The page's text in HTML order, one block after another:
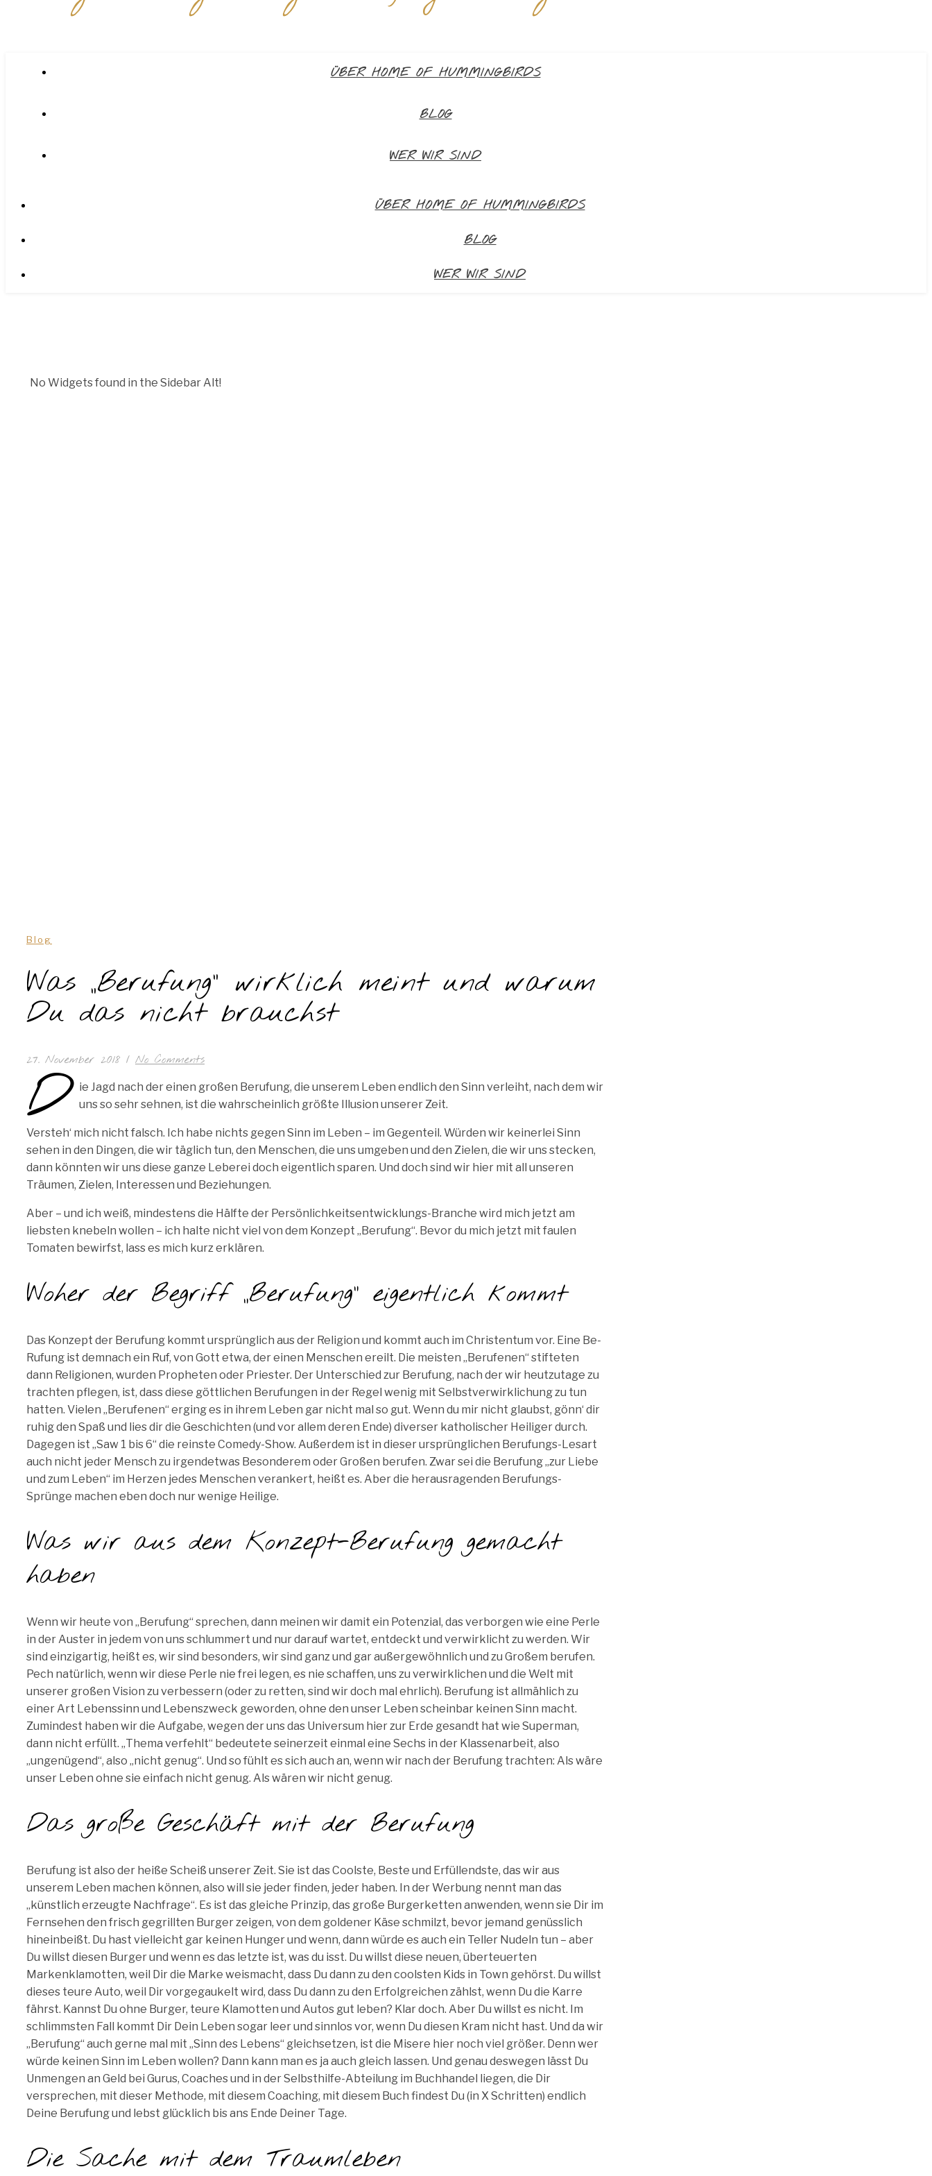
ÜBER HOME OF HUMMINGBIRDS
BLOG
WER WIR SIND
ÜBER HOME OF HUMMINGBIRDS
BLOG
WER WIR SIND
No Widgets found in the Sidebar Alt!
Blog
Was „Berufung“ wirklich meint und warum
Du das nicht brauchst
27. November 2018 / No Comments
D
ie Jagd nach der einen großen Berufung, die unserem Leben endlich den Sinn verleiht, nach dem wir
uns so sehr sehnen, ist die wahrscheinlich größte Illusion unserer Zeit.
Versteh‘ mich nicht falsch. Ich habe nichts gegen Sinn im Leben – im Gegenteil. Würden wir keinerlei Sinn
sehen in den Dingen, die wir täglich tun, den Menschen, die uns umgeben und den Zielen, die wir uns stecken,
dann könnten wir uns diese ganze Leberei doch eigentlich sparen. Und doch sind wir hier mit all unseren
Träumen, Zielen, Interessen und Beziehungen.
Aber – und ich weiß, mindestens die Hälfte der Persönlichkeitsentwicklungs-Branche wird mich jetzt am
liebsten knebeln wollen – ich halte nicht viel von dem Konzept „Berufung“. Bevor du mich jetzt mit faulen
Tomaten bewirfst, lass es mich kurz erklären.
Woher der Begriff „Berufung“ eigentlich kommt
Das Konzept der Berufung kommt ursprünglich aus der Religion und kommt auch im Christentum vor. Eine Be-
Rufung ist demnach ein Ruf, von Gott etwa, der einen Menschen ereilt. Die meisten „Berufenen“ stifteten
dann Religionen, wurden Propheten oder Priester. Der Unterschied zur Berufung, nach der wir heutzutage zu
trachten pflegen, ist, dass diese göttlichen Berufungen in der Regel wenig mit Selbstverwirklichung zu tun
hatten. Vielen „Berufenen“ erging es in ihrem Leben gar nicht mal so gut. Wenn du mir nicht glaubst, gönn‘ dir
ruhig den Spaß und lies dir die Geschichten (und vor allem deren Ende) diverser katholischer Heiliger durch.
Dagegen ist „Saw 1 bis 6“ die reinste Comedy-Show. Außerdem ist in dieser ursprünglichen Berufungs-Lesart
auch nicht jeder Mensch zu irgendetwas Besonderem oder Großen berufen. Zwar sei die Berufung „zur Liebe
und zum Leben“ im Herzen jedes Menschen verankert, heißt es. Aber die herausragenden Berufungs-
Sprünge machen eben doch nur wenige Heilige.
Was wir aus dem Konzept-Berufung gemacht
haben
Wenn wir heute von „Berufung“ sprechen, dann meinen wir damit ein Potenzial, das verborgen wie eine Perle
in der Auster in jedem von uns schlummert und nur darauf wartet, entdeckt und verwirklicht zu werden. Wir
sind einzigartig, heißt es, wir sind besonders, wir sind ganz und gar außergewöhnlich und zu Großem berufen.
Pech natürlich, wenn wir diese Perle nie frei legen, es nie schaffen, uns zu verwirklichen und die Welt mit
unserer großen Vision zu verbessern (oder zu retten, sind wir doch mal ehrlich). Berufung ist allmählich zu
einer Art Lebenssinn und Lebenszweck geworden, ohne den unser Leben scheinbar keinen Sinn macht.
Zumindest haben wir die Aufgabe, wegen der uns das Universum hier zur Erde gesandt hat wie Superman,
dann nicht erfüllt. „Thema verfehlt“ bedeutete seinerzeit einmal eine Sechs in der Klassenarbeit, also
„ungenügend“, also „nicht genug“. Und so fühlt es sich auch an, wenn wir nach der Berufung trachten: Als wäre
unser Leben ohne sie einfach nicht genug. Als wären wir nicht genug.
Das große Geschäft mit der Berufung
Berufung ist also der heiße Scheiß unserer Zeit. Sie ist das Coolste, Beste und Erfüllendste, das wir aus
unserem Leben machen können, also will sie jeder finden, jeder haben. In der Werbung nennt man das
„künstlich erzeugte Nachfrage“. Es ist das gleiche Prinzip, das große Burgerketten anwenden, wenn sie Dir im
Fernsehen den frisch gegrillten Burger zeigen, von dem goldener Käse schmilzt, bevor jemand genüsslich
hineinbeißt. Du hast vielleicht gar keinen Hunger und wenn, dann würde es auch ein Teller Nudeln tun – aber
Du willst diesen Burger und wenn es das letzte ist, was du isst. Du willst diese neuen, überteuerten
Markenklamotten, weil Dir die Marke weismacht, dass Du dann zu den coolsten Kids in Town gehörst. Du willst
dieses teure Auto, weil Dir vorgegaukelt wird, dass Du dann zu den Erfolgreichen zählst, wenn Du die Karre
fährst. Kannst Du ohne Burger, teure Klamotten und Autos gut leben? Klar doch. Aber Du willst es nicht. Im
schlimmsten Fall kommt Dir Dein Leben sogar leer und sinnlos vor, wenn Du diesen Kram nicht hast. Und da wir
„Berufung“ auch gerne mal mit „Sinn des Lebens“ gleichsetzen, ist die Misere hier noch viel größer. Denn wer
würde keinen Sinn im Leben wollen? Dann kann man es ja auch gleich lassen. Und genau deswegen lässt Du
Unmengen an Geld bei Gurus, Coaches und in der Selbsthilfe-Abteilung im Buchhandel liegen, die Dir
versprechen, mit dieser Methode, mit diesem Coaching, mit diesem Buch findest Du (in X Schritten) endlich
Deine Berufung und lebst glücklich bis ans Ende Deiner Tage.
Die Sache mit dem Traumleben